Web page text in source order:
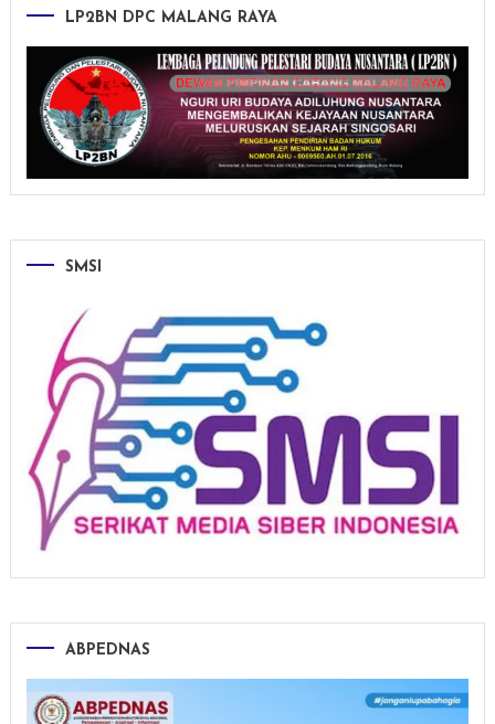
LP2BN DPC MALANG RAYA
SMSI
ABPEDNAS